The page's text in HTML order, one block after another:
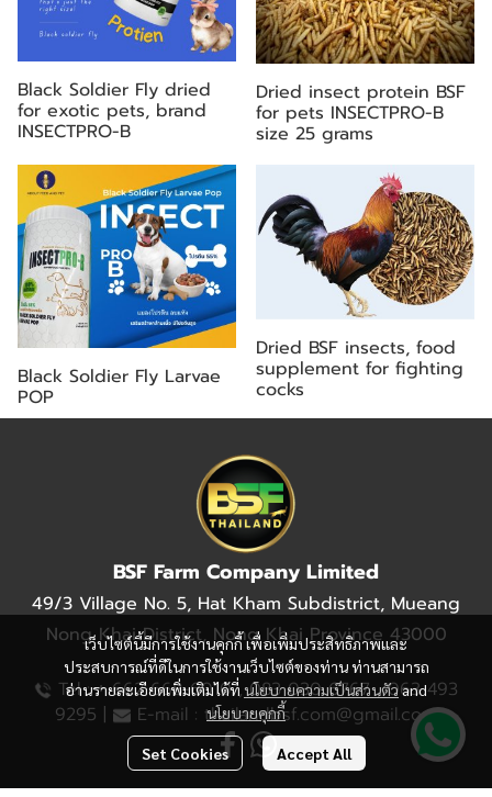
Black Soldier Fly dried
for exotic pets, brand
INSECTPRO-B
Dried insect protein BSF
for pets INSECTPRO-B
size 25 grams
Black Soldier Fly Larvae
POP
Dried BSF insects, food
supplement for fighting
cocks
เว็บไซต์นี้มีการใช้งานคุกกี้ เพื่อเพิ่มประสิทธิภาพและ
ประสบการณ์ที่ดีในการใช้งานเว็บไซต์ของท่าน ท่านสามารถ
อ่านรายละเอียดเพิ่มเติมได้ที่นโยบายความเป็นส่วนตัวand
นโยบายคุกกี้
Set Cookies Accept All
BSF Farm Company Limited
49/3 Village No. 5, Hat Kham Subdistrict, Mueang
Nong Khai District, Nong Khai Province 43000
Tel :+662 668-6010 , 083 030 6767 , 063 493
9295 |
E-mail : thailandbsf.com@gmail.com